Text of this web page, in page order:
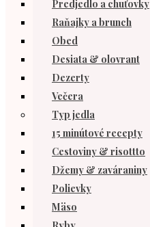
Predjedlo a chuťovky
Raňajky a brunch
Obed
Desiata & olovrant
Dezerty
Večera
Typ jedla
15 minútové recepty
Cestoviny & risottto
Džemy & zaváraniny
Polievky
Mäso